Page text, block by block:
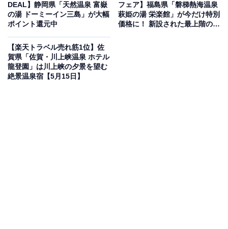
楽天トラベルでホテルを見る
DEAL】静岡県「天然温泉 富嶽
の湯 ドーミーイン三島」が大幅
ポイント還元中
フェア】福島県「磐梯熱海温泉
萩姫の湯 栄楽館」が今だけ特別
価格に！ 新設された最上階の展
【楽天トラベル売れ筋1位】佐
賀県「佐賀・川上峡温泉 ホテル
龍登園」は川上峡の夕景を望む
絶景温泉宿【5月15日】